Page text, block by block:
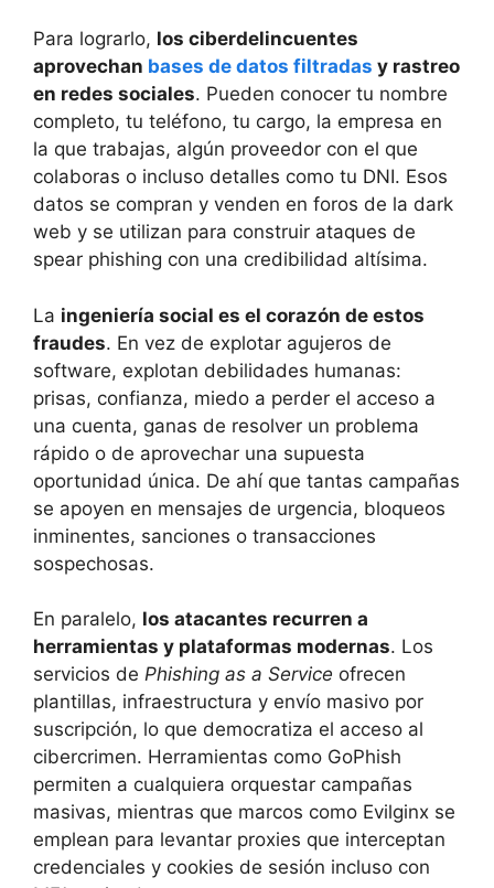
Para lograrlo, los ciberdelincuentes
aprovechan bases de datos filtradas y rastreo
en redes sociales. Pueden conocer tu nombre
completo, tu teléfono, tu cargo, la empresa en
la que trabajas, algún proveedor con el que
colaboras o incluso detalles como tu DNI. Esos
datos se compran y venden en foros de la dark
web y se utilizan para construir ataques de
spear phishing con una credibilidad altísima.
La ingeniería social es el corazón de estos
fraudes. En vez de explotar agujeros de
software, explotan debilidades humanas:
prisas, confianza, miedo a perder el acceso a
una cuenta, ganas de resolver un problema
rápido o de aprovechar una supuesta
oportunidad única. De ahí que tantas campañas
se apoyen en mensajes de urgencia, bloqueos
inminentes, sanciones o transacciones
sospechosas.
En paralelo, los atacantes recurren a
herramientas y plataformas modernas. Los
servicios de Phishing as a Service ofrecen
plantillas, infraestructura y envío masivo por
suscripción, lo que democratiza el acceso al
cibercrimen. Herramientas como GoPhish
permiten a cualquiera orquestar campañas
masivas, mientras que marcos como Evilginx se
emplean para levantar proxies que interceptan
credenciales y cookies de sesión incluso con